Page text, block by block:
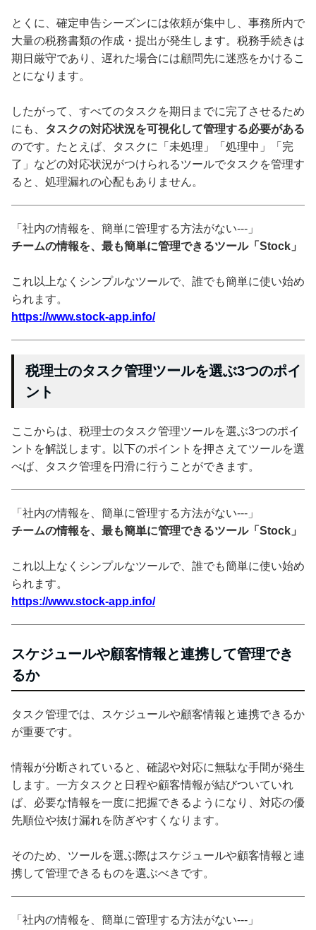
とくに、確定申告シーズンには依頼が集中し、事務所内で
大量の税務書類の作成・提出が発生します。税務手続きは
期日厳守であり、遅れた場合には顧問先に迷惑をかけるこ
とになります。
したがって、すべてのタスクを期日までに完了させるため
にも、 タスクの対応状況を可視化して管理する必要がある
のです。たとえば、タスクに「未処理」「処理中」「完
了」などの対応状況がつけられるツールでタスクを管理す
ると、処理漏れの心配もありません。
「社内の情報を、簡単に管理する方法がない---」
チームの情報を、最も簡単に管理できるツール「Stock」
これ以上なくシンプルなツールで、誰でも簡単に使い始め
られます。
https://www.stock-app.info/
税理士のタスク管理ツールを選ぶ3つのポイ
ント
ここからは、税理士のタスク管理ツールを選ぶ3つのポイ
ントを解説します。以下のポイントを押さえてツールを選
べば、タスク管理を円滑に行うことができます。
「社内の情報を、簡単に管理する方法がない---」
チームの情報を、最も簡単に管理できるツール「Stock」
これ以上なくシンプルなツールで、誰でも簡単に使い始め
られます。
https://www.stock-app.info/
スケジュールや顧客情報と連携して管理でき
るか
タスク管理では、スケジュールや顧客情報と連携できるか
が重要です。
情報が分断されていると、確認や対応に無駄な手間が発生
します。一方タスクと日程や顧客情報が結びついていれ
ば、必要な情報を一度に把握できるようになり、対応の優
先順位や抜け漏れを防ぎやすくなります。
そのため、ツールを選ぶ際はスケジュールや顧客情報と連
携して管理できるものを選ぶべきです。
「社内の情報を、簡単に管理する方法がない---」